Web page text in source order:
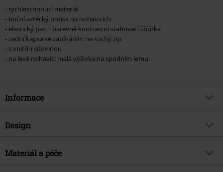
- rychleschnoucí materiál
- boční aztécký potisk na nohavicích
- elastický pas + barevně kontrastní stahovací šňůrka
- zadní kapsa se zapínáním na suchý zip
- s vnitřní síťovinou
- na levé nohavici malá výšivka na spodním lemu
Informace
Zboží č.
Design
Typ výrobku
Materiál a péče